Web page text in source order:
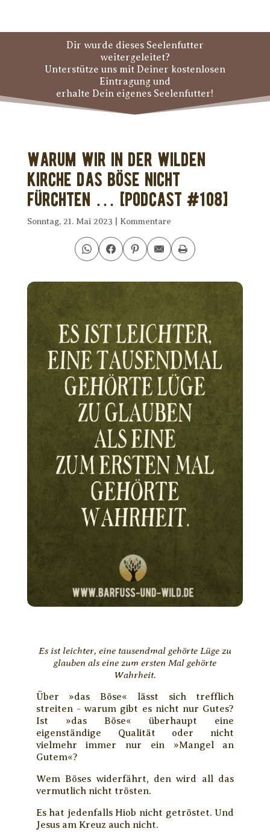
Dir wurde dieses Seelenfutter
weitergeleitet?
Unterstütze uns mit Deiner kostenlosen
Eintragung und
erhalte Dein eigenes Seelenfutter!
Warum wir in der Wilden
Kirche das Böse nicht
fürchten … [PODCAST #108]
Sonntag, 21. Mai 2023 Kommentare
Es ist leichter, eine tausendmal gehörte Lüge zu
glauben als eine zum ersten Mal gehörte
Wahrheit.
Über »das Böse« lässt sich trefflich
streiten - warum gibt es nicht nur Gutes?
Ist »das Böse« überhaupt eine
eigenständige Qualität oder nicht
vielmehr immer nur ein »Mangel an
Gutem«?
Wem Böses widerfährt, den wird all das
vermutlich nicht trösten.
Es hat jedenfalls Hiob nicht getröstet. Und
Jesus am Kreuz auch nicht.